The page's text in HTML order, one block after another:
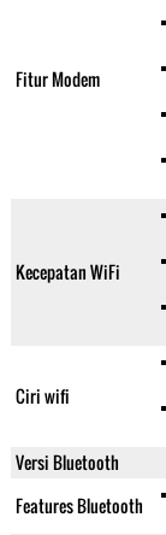
Fitur Modem
Kecepatan WiFi
Ciri wifi
Versi Bluetooth
Features Bluetooth